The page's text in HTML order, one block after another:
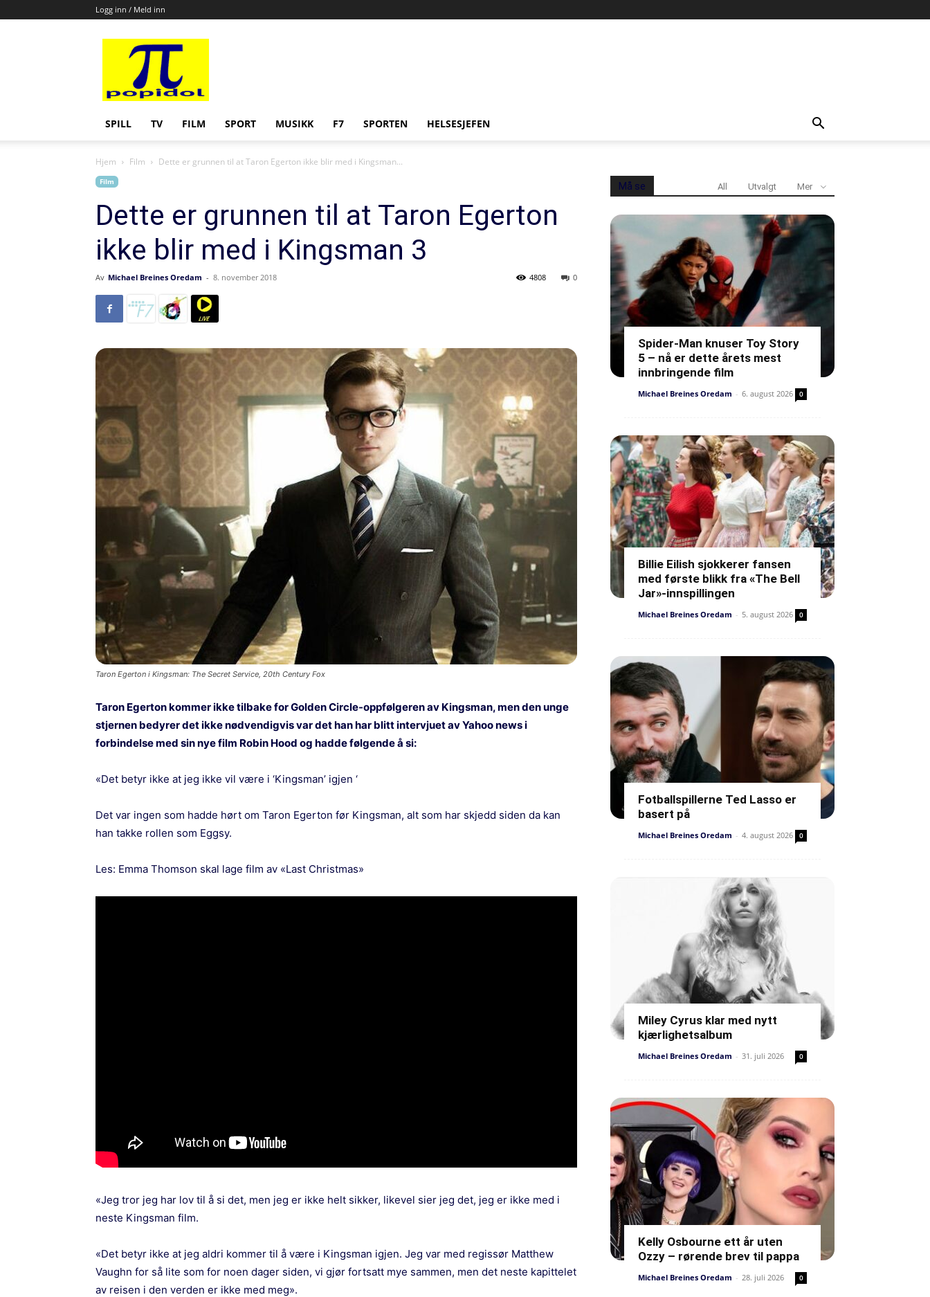
Logg inn / Meld inn
SPILL TV FILM SPORT MUSIKK F7 SPORTEN HELSESJEFEN
Hjem Film Dette er grunnen til at Taron Egerton ikke blir med i Kingsman...
Film
Dette er grunnen til at Taron Egerton
ikke blir med i Kingsman 3
Av Michael Breines Oredam - 8. november 2018 0
4808
Taron Egerton i Kingsman: The Secret Service, 20th Century Fox
Taron Egerton kommer ikke tilbake for Golden Circle-oppfølgeren av Kingsman, men den unge
stjernen bedyrer det ikke nødvendigvis var det han har blitt intervjuet av Yahoo news i
forbindelse med sin nye film Robin Hood og hadde følgende å si:
«Det betyr ikke at jeg ikke vil være i ‘Kingsman’ igjen ‘
Det var ingen som hadde hørt om Taron Egerton før Kingsman, alt som har skjedd siden da kan
han takke rollen som Eggsy.
Les: Emma Thomson skal lage film av «Last Christmas»
«Jeg tror jeg har lov til å si det, men jeg er ikke helt sikker, likevel sier jeg det, jeg er ikke med i
neste Kingsman film.
«Det betyr ikke at jeg aldri kommer til å være i Kingsman igjen. Jeg var med regissør Matthew
Vaughn for så lite som for noen dager siden, vi gjør fortsatt mye sammen, men det neste kapittelet
av reisen i den verden er ikke med meg».
Må se All Utvalgt Mer
Spider-Man knuser Toy Story
5 – nå er dette årets mest
innbringende film
Michael Breines Oredam - 6. august 2026 0
Billie Eilish sjokkerer fansen
med første blikk fra «The Bell
Jar»-innspillingen
Michael Breines Oredam - 5. august 2026 0
Fotballspillerne Ted Lasso er
basert på
Michael Breines Oredam - 4. august 2026 0
Miley Cyrus klar med nytt
kjærlighetsalbum
Michael Breines Oredam - 31. juli 2026 0
Kelly Osbourne ett år uten
Ozzy – rørende brev til pappa
Michael Breines Oredam - 28. juli 2026 0